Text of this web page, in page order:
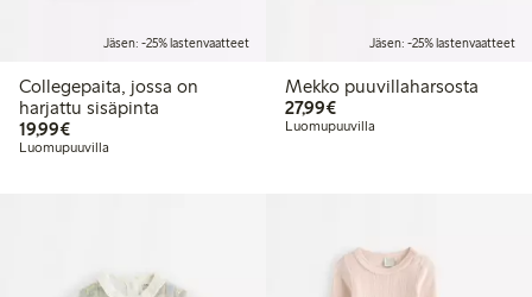
Jäsen: -25% lastenvaatteet
Collegepaita, jossa on
harjattu sisäpinta
19,99€19,99 €
Luomupuuvilla
Jäsen: -25% lastenvaatteet
Mekko puuvillaharsosta
27,99€27,99 €
Luomupuuvilla